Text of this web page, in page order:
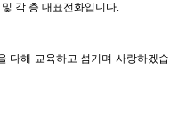
각 층 대표전화입니다.
다해 교육하고 섬기며 사랑하겠습